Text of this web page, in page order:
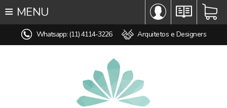
∞ TODOS OS TAPETES
♥ TAPETES SOB MEDIDA
≡ MENU
Whatsapp: (11) 4114-3226 Arquitetos e Designers